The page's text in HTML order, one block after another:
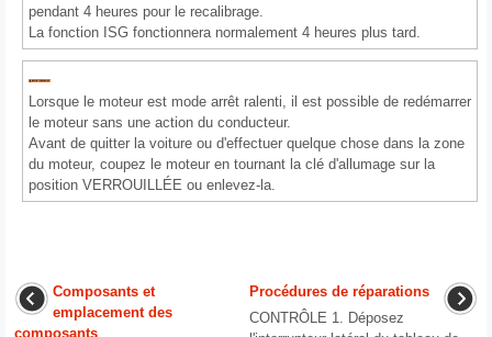
pendant 4 heures pour le recalibrage.
La fonction ISG fonctionnera normalement 4 heures plus tard.
Lorsque le moteur est mode arrêt ralenti, il est possible de redémarrer
le moteur sans une action du conducteur.
Avant de quitter la voiture ou d'effectuer quelque chose dans la zone
du moteur, coupez le moteur en tournant la clé d'allumage sur la
position VERROUILLÉE ou enlevez-la.
Composants et
emplacement des
composants
Procédures de réparations
CONTRÔLE 1. Déposez